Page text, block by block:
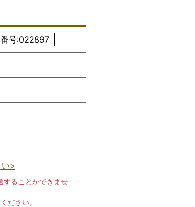
号:022897
>
することができませ
ださい。